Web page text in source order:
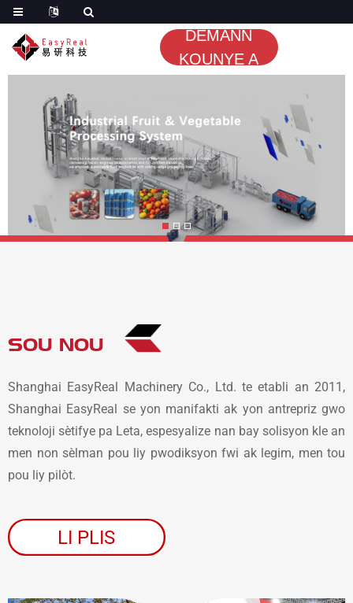
DEMANN
KOUNYE A
SOU NOU
Shanghai EasyReal Machinery Co., Ltd. te etabli an 2011,
Shanghai EasyReal se yon manifakti ak yon antrepriz gwo
teknoloji sètifye pa Leta, espesyalize nan bay solisyon kle an
men non sèlman pou liy pwodiksyon fwi ak legim, men tou
pou liy pilòt.
LI PLIS